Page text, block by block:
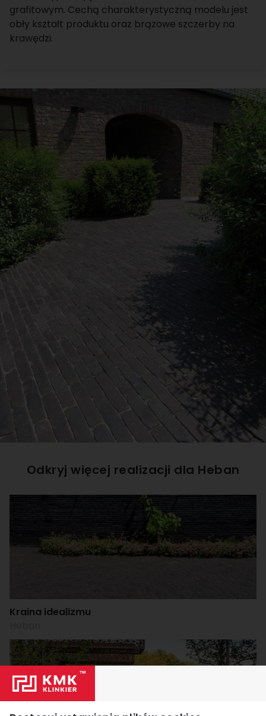
grafitowym. Cechą charakterystyczną modelu jest
obły kształt produktu oraz brązowe szczerby na
krawędzi.
Odkryj więcej realizacji dla Heban
Kraina idealizmu